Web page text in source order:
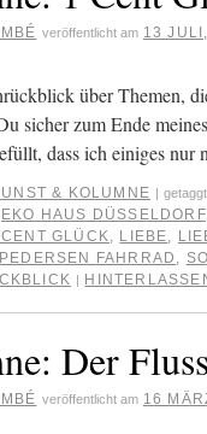
veröffentlicht am 13
über Themen,
sicher zum Ende
dass ich einiges
& KOLUMNE | getaggt
EKO HAUS DÜSSELDORF
GLÜCK, LIEBE,
PEDERSEN FAHRRAD ,
|
Der
veröffentlicht am 16